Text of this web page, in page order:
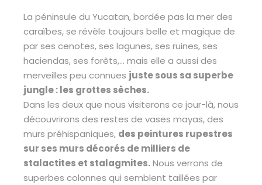
La péninsule du Yucatan, bordée pas la mer des
caraïbes, se révèle toujours belle et magique de
par ses cenotes, ses lagunes, ses ruines, ses
haciendas, ses forêts,… mais elle a aussi des
merveilles peu connues juste sous sa superbe
jungle : les grottes sèches.
Dans les deux que nous visiterons ce jour-là, nous
découvrirons des restes de vases mayas, des
murs préhispaniques, des peintures rupestres
sur ses murs décorés de milliers de
stalactites et stalagmites.Nous verrons de
superbes colonnes qui semblent taillées par